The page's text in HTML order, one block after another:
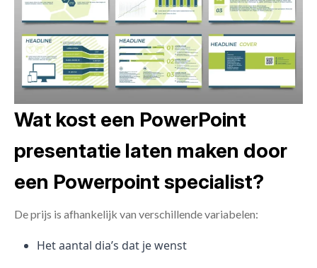
Wat kost een PowerPoint
presentatie laten maken door
een Powerpoint specialist?
De prijs is afhankelijk van verschillende variabelen:
Het aantal dia’s dat je wenst